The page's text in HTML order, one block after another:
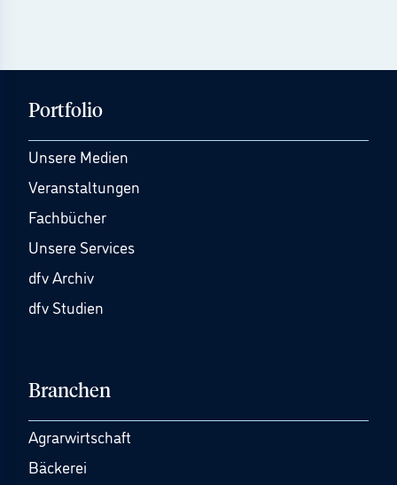
Portfolio
Unsere Medien
Veranstaltungen
Fachbücher
Unsere Services
dfv Archiv
dfv Studien
Branchen
Agrarwirtschaft
Bäckerei